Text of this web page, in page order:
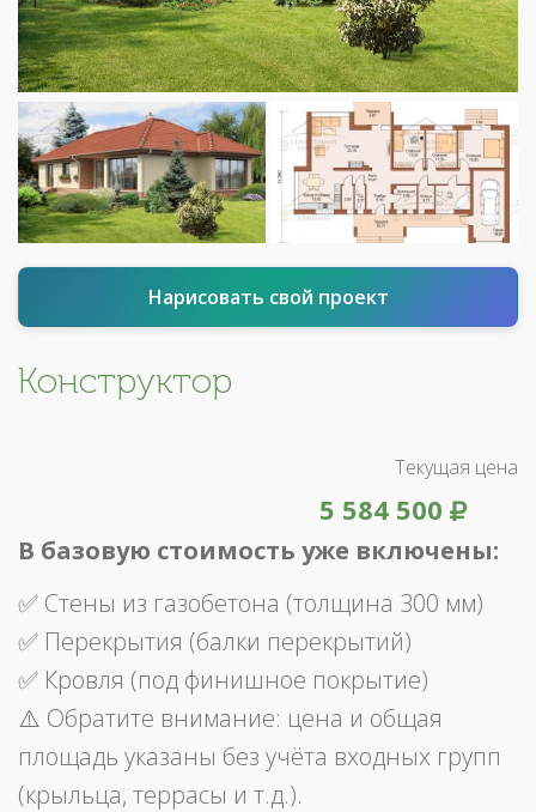
Нарисовать свой проект
Конструктор
Текущая цена
5 584 500
В базовую стоимость уже включены:
✅ Стены из газобетона (толщина 300 мм)
✅ Перекрытия (балки перекрытий)
✅ Кровля (под финишное покрытие)
⚠️ Обратите внимание: цена и общая
площадь указаны без учёта входных групп
(крыльца, террасы и т.д.).